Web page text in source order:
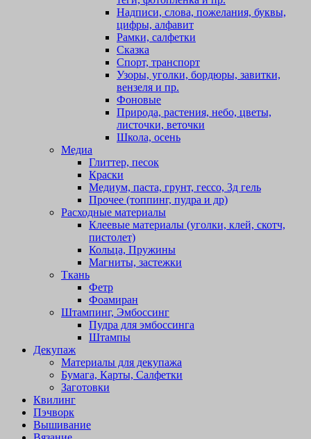
Надписи, слова, пожелания, буквы,
цифры, алфавит
Рамки, салфетки
Сказка
Спорт, транспорт
Узоры, уголки, бордюры, завитки,
вензеля и пр.
Фоновые
Природа, растения, небо, цветы,
листочки, веточки
Школа, осень
Медиа
Глиттер, песок
Краски
Медиум, паста, грунт, гессо, 3д гель
Прочее (топпинг, пудра и др)
Расходные материалы
Клеевые материалы (уголки, клей, скотч,
пистолет)
Кольца, Пружины
Магниты, застежки
Ткань
Фетр
Фоамиран
Штампинг, Эмбоссинг
Пудра для эмбоссинга
Штампы
Декупаж
Материалы для декупажа
Бумага, Карты, Салфетки
Заготовки
Квилинг
Пэчворк
Вышивание